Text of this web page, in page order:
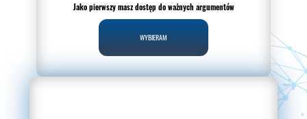
Jako pierwszy masz dostęp do ważnych argumentów
WYBIERAM